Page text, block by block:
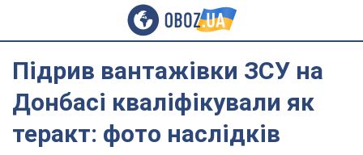
Підрив вантажівки ЗСУ на
Донбасі кваліфікували як
теракт: фото наслідків